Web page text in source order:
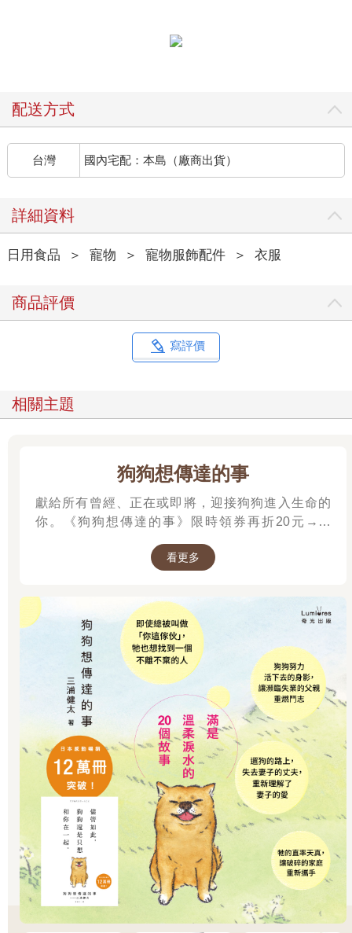
配送方式
台灣 國內宅配：本島（廠商出貨）
詳細資料
日用食品 ＞ 寵物 ＞ 寵物服飾配件 ＞ 衣服
商品評價
寫評價
相關主題
狗狗想傳達的事
獻給所有曾經、正在或即將，迎接狗狗進入生命的
你。《狗狗想傳達的事》限時領券再折20元→→
看更多